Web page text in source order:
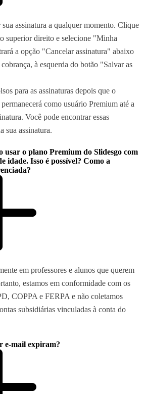
assinatura a qualquer momento. Clique
superior direito e selecione "Minha
a opção "Cancelar assinatura" abaixo
à esquerda do botão "Salvar as
para as assinaturas depois que o
como usuário Premium até a
Você pode encontrar essas
sua assinatura.
usar o plano Premium do Slidesgo com
idade. Isso é possível? Como a
em professores e alunos que querem
estamos em conformidade com os
COPPA e FERPA e não coletamos
subsidiárias vinculadas à conta do
e-mail expiram?